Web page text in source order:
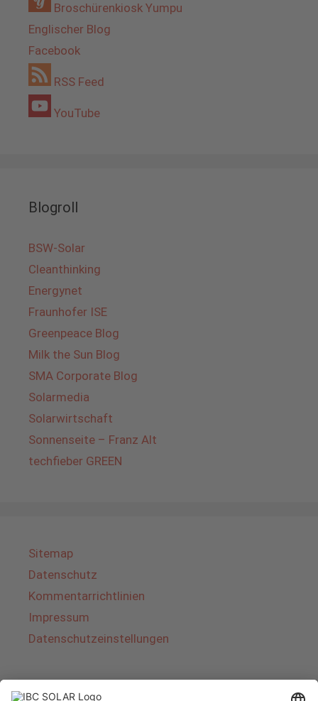
Broschürenkiosk Yumpu
Englischer Blog
Facebook
RSS Feed
YouTube
Blogroll
BSW-Solar
Cleanthinking
Energynet
Fraunhofer ISE
Greenpeace Blog
Milk the Sun Blog
SMA Corporate Blog
Solarmedia
Solarwirtschaft
Sonnenseite – Franz Alt
techfieber GREEN
Sitemap
Datenschutz
Kommentarrichtlinien
Impressum
Datenschutzeinstellungen
Über IBC SOLAR